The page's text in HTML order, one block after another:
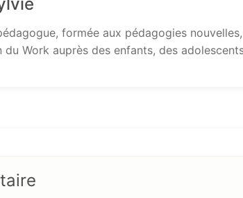
formée aux pédagogies
Work auprès des enfants, des